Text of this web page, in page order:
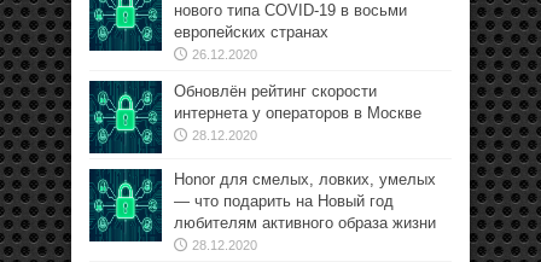
нового типа COVID-19 в восьми
европейских странах
26.12.2020
Обновлён рейтинг скорости
интернета у операторов в Москве
28.12.2020
Honor для смелых, ловких, умелых
— что подарить на Новый год
любителям активного образа жизни
28.12.2020